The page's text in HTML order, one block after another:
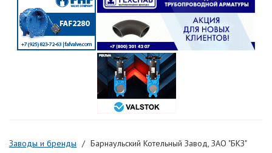
Заводы и бренды Барнаульский Котельный Завод, ЗАО "БКЗ"